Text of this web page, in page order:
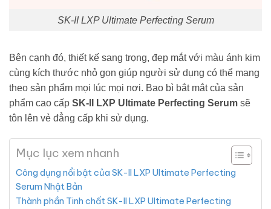
SK-II LXP Ultimate Perfecting Serum
Bên cạnh đó, thiết kế sang trọng, đẹp mắt với màu ánh kim
cùng kích thước nhỏ gọn giúp người sử dụng có thể mang
theo sản phẩm mọi lúc mọi nơi. Bao bì bắt mắt của sản
phẩm cao cấp SK-II LXP Ultimate Perfecting Serum sẽ
tôn lên vẻ đẳng cấp khi sử dụng.
Mục lục xem nhanh
Công dụng nổi bật của SK-II LXP Ultimate Perfecting
Serum Nhật Bản
Thành phần Tinh chất SK-II LXP Ultimate Perfecting